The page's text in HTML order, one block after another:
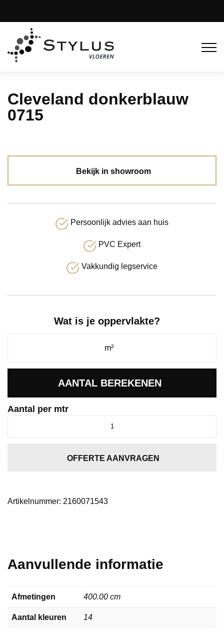
Cleveland donkerblauw
0715
Bekijk in showroom
Persoonlijk advies aan huis
PVC Expert
Vakkundig legservice
Wat is je oppervlakte?
AANTAL BEREKENEN
Aantal per mtr
OFFERTE AANVRAGEN
Artikelnummer: 2160071543
Aanvullende informatie
Afmetingen 400.00 cm
Aantal kleuren 14